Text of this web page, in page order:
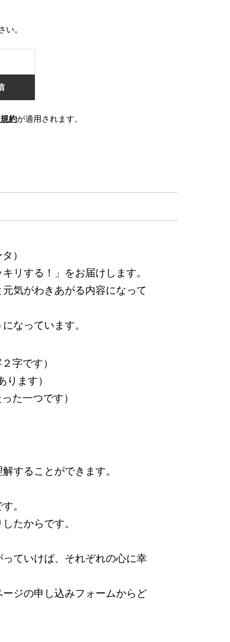
い。
約が適用されます。
）
リする！」をお届けします。
気がわきあがる内容になって
なっています。
字です）
ます）
た一つです）
することができます。
。
たからです。
ていけば、それぞれの心に幸
ジの申し込みフォームからど